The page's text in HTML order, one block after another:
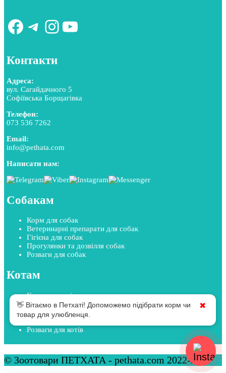
Facebook
Telegram
Instagram
YouTube
Контакти
Адреса:
вул. Сагайдачного 5
Софіївська Борщагівка
Телефон:
073 536 7262
Email:
info@pethata.com
Написати нам:
Собакам
Корм для собак
Ветеринарні препарати для собак
Гігієна для собак
Прогулянки та дозвілля собак
Розваги для собак
Котам
Корм для котів
Ветеринарні препарати для котів
Гігієна для котів
Прогулянки та дозвілля котів
Розваги для котів
© Зоотовари ПЕТХАТА - pethata.com 2022-2026
👋 Вітаємо в Петхаті! Допоможемо підібрати корм чи
товар для улюбленця.
✖